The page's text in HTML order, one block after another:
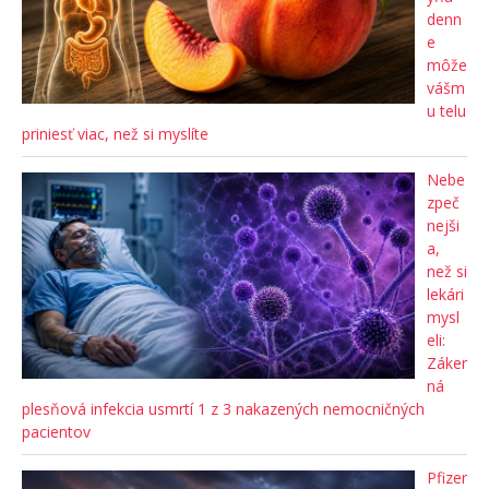
denn
e
môže
vášm
u telu
priniesť viac, než si myslíte
Nebe
zpeč
nejši
a,
než si
lekári
mysl
eli:
Záker
ná
plesňová infekcia usmrtí 1 z 3 nakazených nemocničných
pacientov
Pfizer